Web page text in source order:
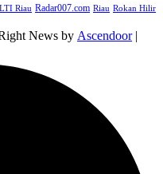
Riau Radar007.com Riau Rokan Hilir
News by Ascendoor|